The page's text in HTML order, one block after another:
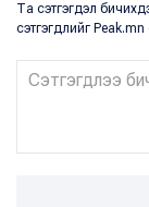
Та сэтгэгдэл
сэтгэгдлийг Peak.mn